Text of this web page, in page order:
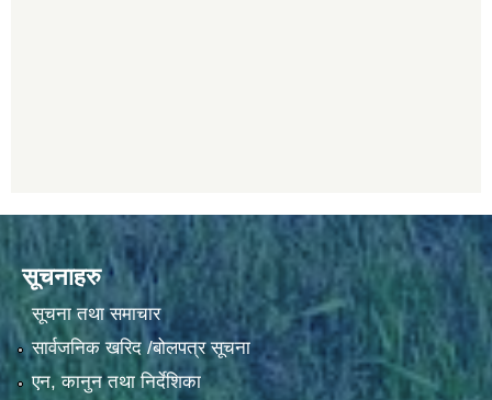
सूचनाहरु
सूचना तथा समाचार
सार्वजनिक खरिद /बोलपत्र सूचना
एन, कानुन तथा निर्देशिका